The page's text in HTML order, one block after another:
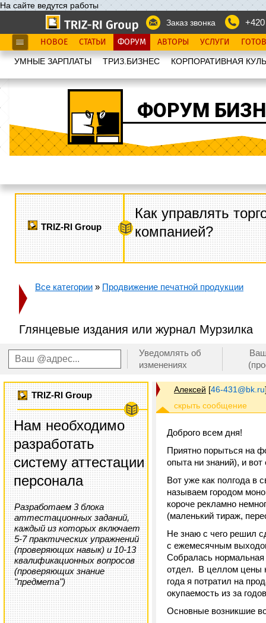
На сайте ведутся работы
Заказ звонка
НОВОЕ СТАТЬИ ФОРУМ АВТОРЫ УСЛУГИ
УМНЫЕ ЗАРПЛАТЫ ТРИЗ.БИЗНЕС КОРПОРАТИВНАЯ
ФОРУМ
TRIZ-RI Group
Как управлять
компанией?
Все категории » Продвижение печатной продукции
Глянцевые издания или журнал Мурзилка
Уведомлять об
изменениях
TRIZ-RI Group
Нам необходимо
разработать
систему аттестации
персонала
Разработаем 3 блока
аттестационных заданий,
каждый из которых включает
5-7 практических упражнений
(проверяющих навык) и 10-13
квалификационных вопросов
(проверяющих знание
"предмета")
Алексей [46-431@bk.ru
Доброго всем дня!
Приятно порыться на
опыта ни знаний), и
Вот уже как полгода в
называем городом
короче рекламно
(маленький тираж,
Не знаю с чего решил
с ежемесячным
Собралась
отдел. В целлом цены
года я потратил на
окупаемость из за
Основные возникшие